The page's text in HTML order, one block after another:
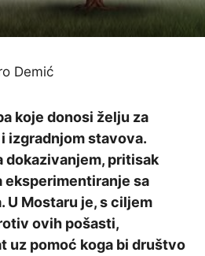
Demić
koje donosi želju za
izgradnjom stavova.
dokazivanjem, pritisak
eksperimentiranje sa
U Mostaru je, s ciljem
ovih pošasti,
uz pomoć koga bi društvo